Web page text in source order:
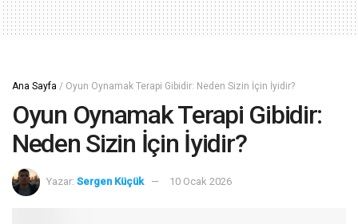
Ana Sayfa / Oyun Oynamak Terapi Gibidir: Neden Sizin İçin İyidir?
Oyun Oynamak Terapi Gibidir:
Neden Sizin İçin İyidir?
Yazar: Sergen Küçük 10 Ocak 2026